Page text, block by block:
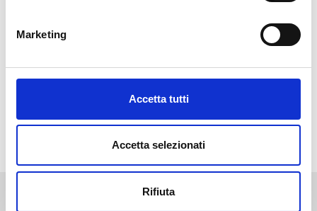
Marketing
Accetta tutti
Accetta selezionati
Rifiuta
Questo approccio
innovativo garantisce
pazienti, favorendo la
tessuti in modo
ed efficace.